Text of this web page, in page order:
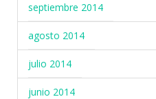
septiembre 2014
agosto 2014
julio 2014
junio 2014